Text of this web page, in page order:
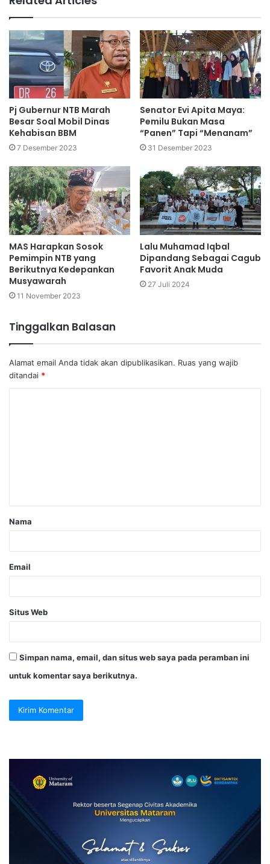
Pj Gubernur NTB Marah
Besar Soal Mobil Dinas
Kehabisan BBM
7 Desember 2023
Senator Evi Apita Maya:
Pemilu Bukan Masa
“Panen” Tapi “Menanam”
31 Desember 2023
MAS Harapkan Sosok
Pemimpin NTB yang
Berikutnya Kedepankan
Musyawarah
11 November 2023
Lalu Muhamad Iqbal
Dipandang Sebagai Cagub
Favorit Anak Muda
27 Juli 2024
Tinggalkan Balasan
Alamat email Anda tidak akan dipublikasikan. Ruas yang wajib
ditandai *
Nama
Email
Situs Web
Simpan nama, email, dan situs web saya pada peramban ini
untuk komentar saya berikutnya.